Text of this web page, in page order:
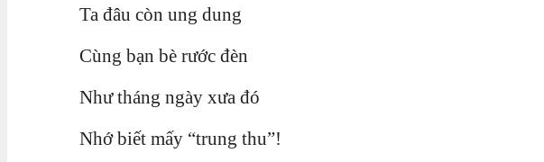
Ta đâu còn ung dung
Cùng bạn bè rước đèn
Như tháng ngày xưa đó
Nhớ biết mấy “trung thu”!